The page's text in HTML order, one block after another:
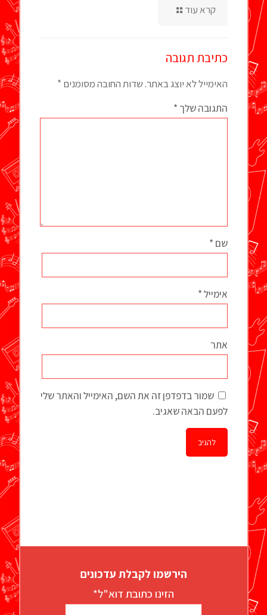
קרא עוד
כתיבת תגובה
האימייל לא יוצג באתר. שדות החובה מסומנים *
התגובה שלך *
שם *
אימייל*
אתר
שמור בדפדפן זה את השם, האימייל והאתר שלי
לפעם הבאה שאגיב.
הירשמו לקבלת עדכונים
הזינו כתובת דוא"ל*